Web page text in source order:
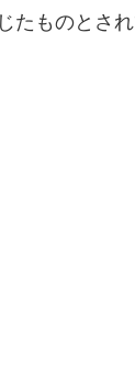
たものとさ